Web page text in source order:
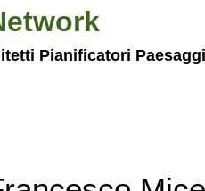
Pianificatori